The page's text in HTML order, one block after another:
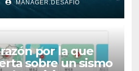
MANAGER.DESAFIO
por la que
sobre un sismo